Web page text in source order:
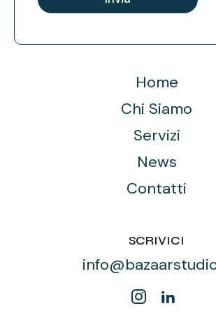
1
Home
Chi Siamo
Servizi
News
Contatti
SCRIVICI